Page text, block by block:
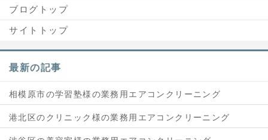
ブログトップ
サイトトップ
最新の記事
相模原市の学習塾様の業務用エアコンクリーニング
港北区のクリニック様の業務用エアコンクリーニング